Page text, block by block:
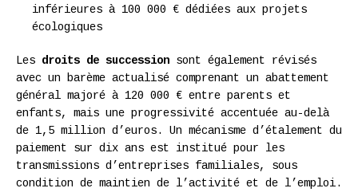
inférieures à 100 000 € dédiées aux projets
écologiques
Les droits de succession sont également révisés
avec un barème actualisé comprenant un abattement
général majoré à 120 000 € entre parents et
enfants, mais une progressivité accentuée au-delà
de 1,5 million d’euros. Un mécanisme d’étalement du
paiement sur dix ans est institué pour les
transmissions d’entreprises familiales, sous
condition de maintien de l’activité et de l’emploi.